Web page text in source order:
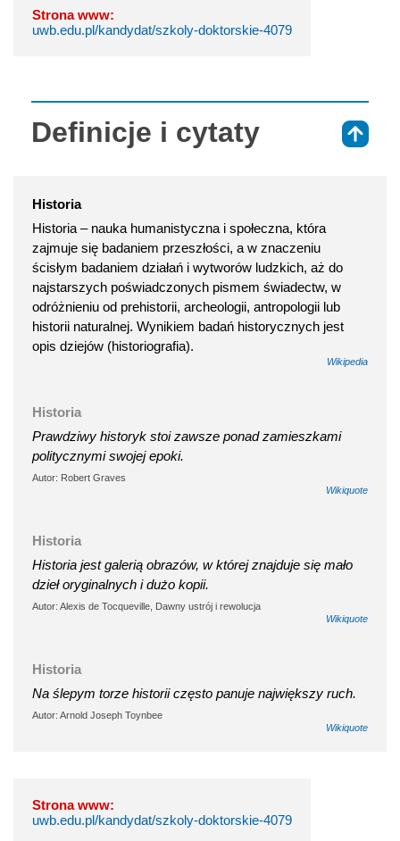
Strona www:
uwb.edu.pl/kandydat/szkoly-doktorskie-4079
Definicje i cytaty
Historia
Historia – nauka humanistyczna i społeczna, która
zajmuje się badaniem przeszłości, a w znaczeniu
ścisłym badaniem działań i wytworów ludzkich, aż do
najstarszych poświadczonych pismem świadectw, w
odróżnieniu od prehistorii, archeologii, antropologii lub
historii naturalnej. Wynikiem badań historycznych jest
opis dziejów (historiografia).
Wikipedia
Historia
Prawdziwy historyk stoi zawsze ponad zamieszkami
politycznymi swojej epoki.
Autor: Robert Graves
Wikiquote
Historia
Historia jest galerią obrazów, w której znajduje się mało
dzieł oryginalnych i dużo kopii.
Autor: Alexis de Tocqueville, Dawny ustrój i rewolucja
Wikiquote
Historia
Na ślepym torze historii często panuje największy ruch.
Autor: Arnold Joseph Toynbee
Wikiquote
Strona www:
uwb.edu.pl/kandydat/szkoly-doktorskie-4079